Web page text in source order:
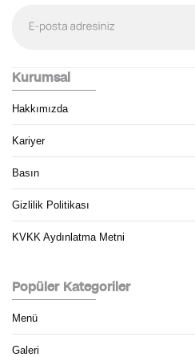
Kurumsal
Hakkımızda
Kariyer
Basın
Gizlilik Politikası
KVKK Aydınlatma Metni
Popüler Kategoriler
Menü
Galeri